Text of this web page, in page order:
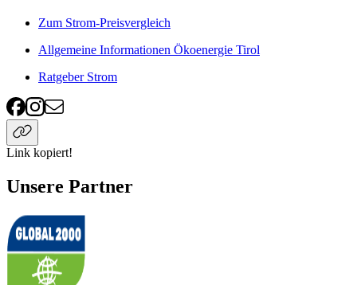
Zum Strom-Preisvergleich
Allgemeine Informationen Ökoenergie Tirol
Ratgeber Strom
Link kopiert!
Unsere Partner